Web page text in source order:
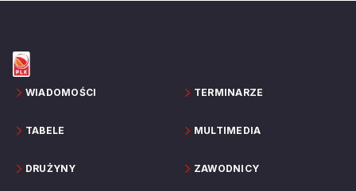
WIADOMOŚCI TERMINARZE
TABELE MULTIMEDIA
DRUŻYNY ZAWODNICY